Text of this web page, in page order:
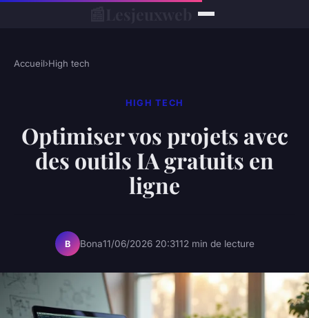
Accueil›High tech
HIGH TECH
Optimiser vos projets avec
des outils IA gratuits en
ligne
B Bona11/06/2026 20:3112 min de lecture